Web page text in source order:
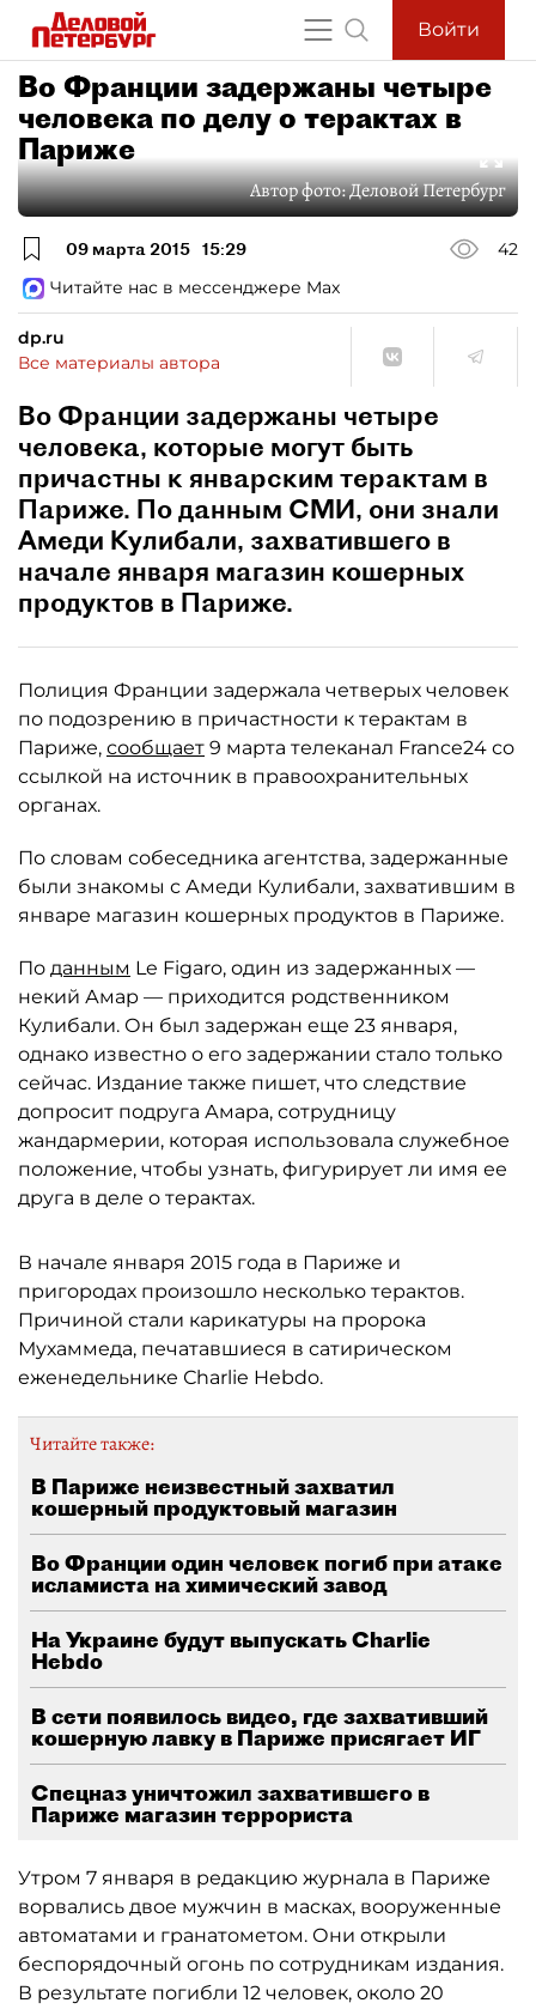
Войти
Во Франции задержаны четыре
человека по делу о терактах в
Париже
Автор фото:Деловой Петербург
09 марта 2015 15:29
42
Читайте нас в мессенджере Max
dp.ru
Все материалы автора
Во Франции задержаны четыре
человека, которые могут быть
причастны к январским терактам в
Париже. По данным СМИ, они знали
Амеди Кулибали, захватившего в
начале января магазин кошерных
продуктов в Париже.
Полиция Франции задержала четверых человек
по подозрению в причастности к терактам в
Париже, сообщает 9 марта телеканал France24 со
ссылкой на источник в правоохранительных
органах.
По словам собеседника агентства, задержанные
были знакомы с Амеди Кулибали, захватившим в
январе магазин кошерных продуктов в Париже.
По данным Le Figaro, один из задержанных —
некий Амар — приходится родственником
Кулибали. Он был задержан еще 23 января,
однако известно о его задержании стало только
сейчас. Издание также пишет, что следствие
допросит подруга Амара, сотрудницу
жандармерии, которая использовала служебное
положение, чтобы узнать, фигурирует ли имя ее
друга в деле о терактах.
В начале января 2015 года в Париже и
пригородах произошло несколько терактов.
Причиной стали карикатуры на пророка
Мухаммеда, печатавшиеся в сатирическом
еженедельнике Сharlie Hebdo.
Читайте также:
В Париже неизвестный захватил
кошерный продуктовый магазин
Во Франции один человек погиб при атаке
исламиста на химический завод
На Украине будут выпускать Charlie
Hebdo
В сети появилось видео, где захвативший
кошерную лавку в Париже присягает ИГ
Спецназ уничтожил захватившего в
Париже магазин террориста
Утром 7 января в редакцию журнала в Париже
ворвались двое мужчин в масках, вооруженные
автоматами и гранатометом. Они открыли
беспорядочный огонь по сотрудникам издания.
В результате погибли 12 человек, около 20